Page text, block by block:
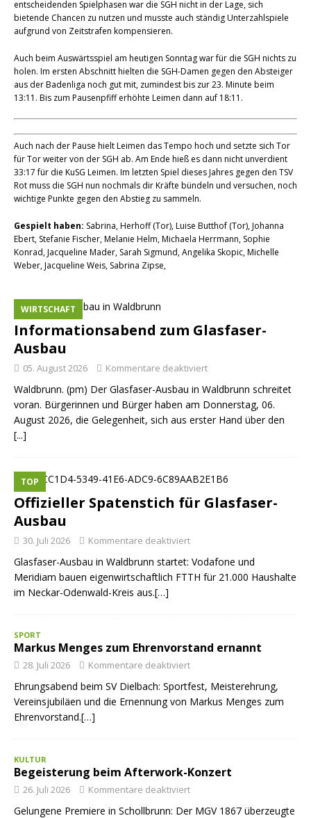
entscheidenden Spielphasen war die SGH nicht in der Lage, sich
bietende Chancen zu nutzen und musste auch ständig Unterzahlspiele
aufgrund von Zeitstrafen kompensieren.
Auch beim Auswärtsspiel am heutigen Sonntag war für die SGH nichts zu
holen. Im ersten Abschnitt hielten die SGH-Damen gegen den Absteiger
aus der Badenliga noch gut mit, zumindest bis zur 23. Minute beim
13:11. Bis zum Pausenpfiff erhöhte Leimen dann auf 18:11.
Auch nach der Pause hielt Leimen das Tempo hoch und setzte sich Tor
für Tor weiter von der SGH ab. Am Ende hieß es dann nicht unverdient
33:17 für die KuSG Leimen. Im letzten Spiel dieses Jahres gegen den TSV
Rot muss die SGH nun nochmals dir Kräfte bündeln und versuchen, noch
wichtige Punkte gegen den Abstieg zu sammeln.
Gespielt haben: Sabrina, Herhoff (Tor), Luise Butthof (Tor), Johanna
Ebert, Stefanie Fischer, Melanie Helm, Michaela Herrmann, Sophie
Konrad, Jacqueline Mader, Sarah Sigmund, Angelika Skopic, Michelle
Weber, Jacqueline Weis, Sabrina Zipse,
Informationsabend zum Glasfaser-
Ausbau
WIRTSCHAFT
05. August 2026 Kommentare deaktiviert
Waldbrunn. (pm) Der Glasfaser-Ausbau in Waldbrunn schreitet
voran. Bürgerinnen und Bürger haben am Donnerstag, 06.
August 2026, die Gelegenheit, sich aus erster Hand über den
[...]
Offizieller Spatenstich für Glasfaser-
Ausbau
TOP
30. Juli 2026 Kommentare deaktiviert
Glasfaser-Ausbau in Waldbrunn startet: Vodafone und
Meridiam bauen eigenwirtschaftlich FTTH für 21.000 Haushalte
im Neckar-Odenwald-Kreis aus.[…]
SPORT
Markus Menges zum Ehrenvorstand ernannt
28. Juli 2026 Kommentare deaktiviert
Ehrungsabend beim SV Dielbach: Sportfest, Meisterehrung,
Vereinsjubiläen und die Ernennung von Markus Menges zum
Ehrenvorstand.[…]
KULTUR
Begeisterung beim Afterwork-Konzert
26. Juli 2026 Kommentare deaktiviert
Gelungene Premiere in Schollbrunn: Der MGV 1867 überzeugte